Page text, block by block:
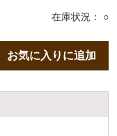
在庫状況： ○
お気に入りに追加